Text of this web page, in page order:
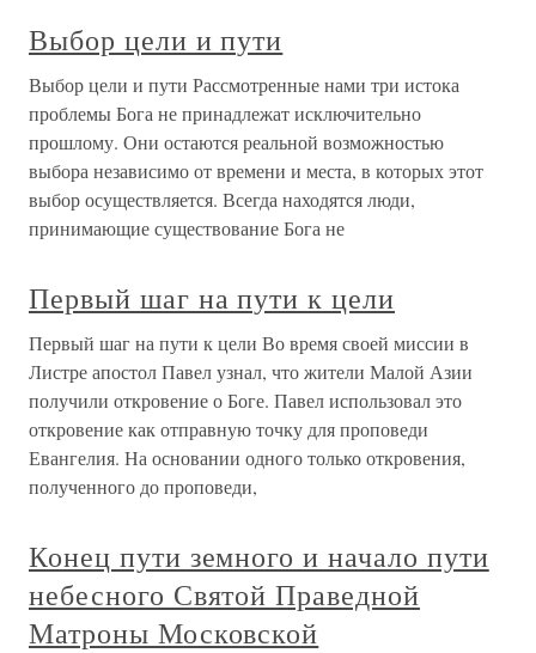
Выбор цели и пути
Выбор цели и пути Рассмотренные нами три истока
проблемы Бога не принадлежат исключительно
прошлому. Они остаются реальной возможностью
выбора независимо от времени и места, в которых этот
выбор осуществляется. Всегда находятся люди,
принимающие существование Бога не
Первый шаг на пути к цели
Первый шаг на пути к цели Во время своей миссии в
Листре апостол Павел узнал, что жители Малой Азии
получили откровение о Боге. Павел использовал это
откровение как отправную точку для проповеди
Евангелия. На основании одного только откровения,
полученного до проповеди,
Конец пути земного и начало пути
небесного Святой Праведной
Матроны Московской